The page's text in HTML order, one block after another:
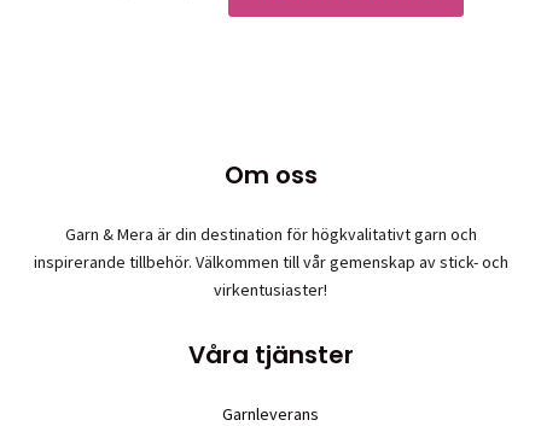
ursprungliganuvarande
här
kan
väljas
Om oss
Garn & Mera är din destination för högkvalitativt garn och
inspirerande tillbehör. Välkommen till vår gemenskap av stick- och
virkentusiaster!
Våra tjänster
Garnleverans